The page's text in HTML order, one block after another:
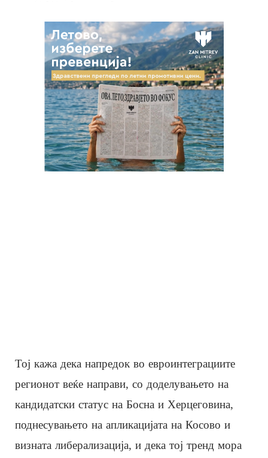
Тој кажа дека напредок во евроинтеграциите
регионот веќе направи, со доделувањето на
кандидатски статус на Босна и Херцеговина,
поднесувањето на апликацијата на Косово и
визната либерализација, и дека тој тренд мора